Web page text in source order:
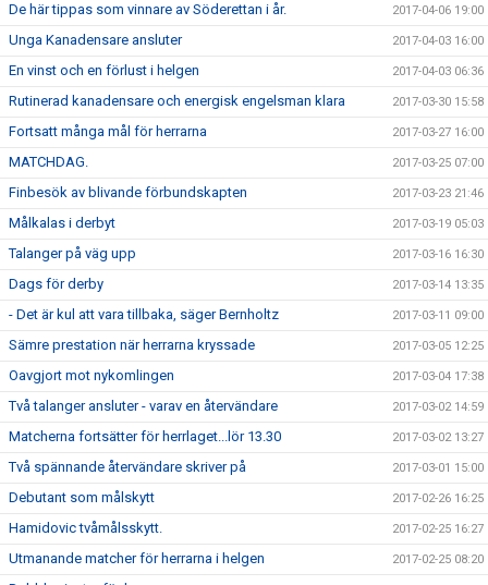
De här tippas som vinnare av Söderettan i år. 2017-04-06 19:00
Unga Kanadensare ansluter 2017-04-03 16:00
En vinst och en förlust i helgen 2017-04-03 06:36
Rutinerad kanadensare och energisk engelsman klara 2017-03-30 15:58
Fortsatt många mål för herrarna 2017-03-27 16:00
MATCHDAG. 2017-03-25 07:00
Finbesök av blivande förbundskapten 2017-03-23 21:46
Målkalas i derbyt 2017-03-19 05:03
Talanger på väg upp 2017-03-16 16:30
Dags för derby 2017-03-14 13:35
- Det är kul att vara tillbaka, säger Bernholtz 2017-03-11 09:00
Sämre prestation när herrarna kryssade 2017-03-05 12:25
Oavgjort mot nykomlingen 2017-03-04 17:38
Två talanger ansluter - varav en återvändare 2017-03-02 14:59
Matcherna fortsätter för herrlaget...lör 13.30 2017-03-02 13:27
Två spännande återvändare skriver på 2017-03-01 15:00
Debutant som målskytt 2017-02-26 16:25
Hamidovic tvåmålsskytt. 2017-02-25 16:27
Utmanande matcher för herrarna i helgen 2017-02-25 08:20